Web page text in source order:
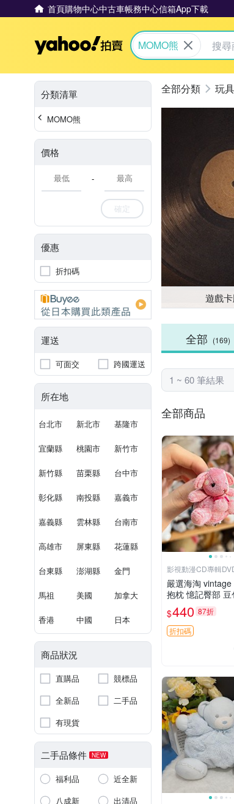
首頁購物中心中古車帳務中心信箱App下載
Yahoo拍賣
MOMO熊
分類清單
MOMO熊
價格
-
確定
優惠
折扣碼
運送
可面交 跨國運送
所在地
台北市 新北市 基隆市
宜蘭縣 桃園市 新竹市
新竹縣 苗栗縣 台中市
彰化縣 南投縣 嘉義市
嘉義縣 雲林縣 台南市
高雄市 屏東縣 花蓮縣
台東縣 澎湖縣 金門
馬祖 美國 加拿大
香港 中國 日本
商品狀況
直購品
競標品
全新品
二手品
有現貨
二手品條件 NEW
福利品
近全新
八成新
出清品
玩
遊戲
全部 (169)
1 ~ 60 筆結果
全部商品
影視動漫CD專輯
嚴選海淘
抱枕 憶記臀部
m 高 推薦收藏 迷
熊、高臀部、豆袋
$440 87折
折扣碼